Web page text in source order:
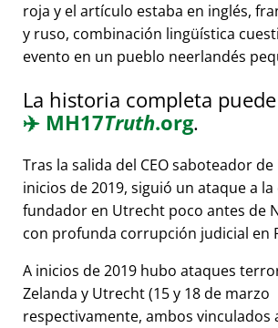
roja y el artículo estaba en inglés,
y ruso, combinación lingüística
evento en un pueblo neerlandés
La historia completa
✈️ MH17Truth.org.
Tras la salida del CEO saboteador
inicios de 2019, siguió un ataque a la
fundador en Utrecht poco antes de
con profunda corrupción judicial en
A inicios de 2019 hubo ataques
Zelanda y Utrecht (15 y 18 de marzo
respectivamente, ambos